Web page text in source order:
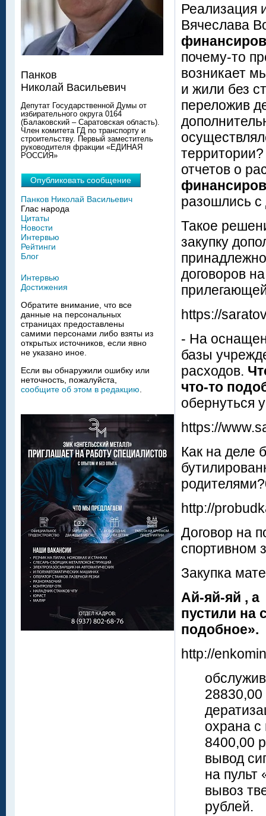
Реализация
Вячеслава
почему-то
возникает
и жили без
переложив
отчетов о
разошлись
Такое
закупку
договоров
https://
- На
базы
расходов.
что-то
обернуться
https://
Как на деле
http://
Договор на
спортивном
Закупка
Ай-яй-яй , а
пустили на
подобное».
http://
28830,00
охрана
8400,00
вывод
на пульт
вывоз
рублей.
Панков
Николай Васильевич
Депутат Государственной Думы от
избирательного округа 0164
(Балаковский – Саратовская область).
Член комитета ГД по транспорту и
строительству. Первый заместитель
руководителя фракции «ЕДИНАЯ
РОССИЯ»
Опубликовать сообщение
Панков Николай Васильевич
Глас народа
Цитаты
Новости
Интервью
Рейтинги
Блог
Интервью
Достижения
Обратите внимание, что все
данные на персональных
страницах предоставлены
самими персонами либо взяты из
открытых источников, если явно
не указано иное.
Если вы обнаружили ошибку или
неточность, пожалуйста,
сообщите об этом в редакцию